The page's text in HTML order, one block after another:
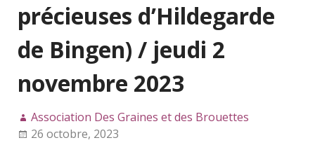
précieuses d’Hildegarde
de Bingen) / jeudi 2
novembre 2023
Association Des Graines et des Brouettes
26 octobre, 2023